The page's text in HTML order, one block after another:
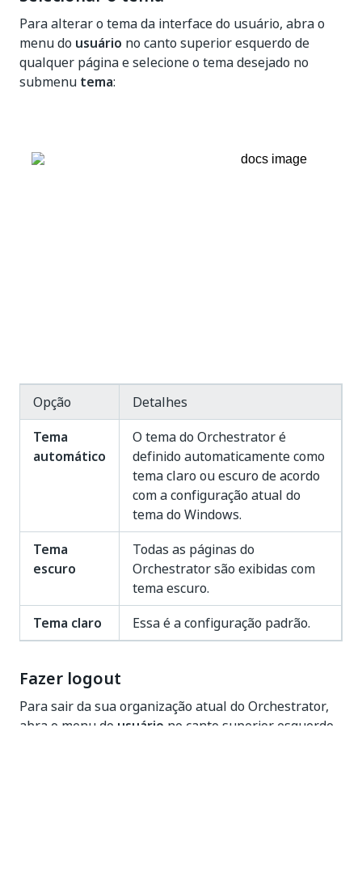
Para alterar o tema da interface do usuário, abra o
menu do usuário no canto superior esquerdo de
qualquer página e selecione o tema desejado no
submenu tema:
Opção
Detalhes
Tema
automático
O tema do Orchestrator é
definido automaticamente como
tema claro ou escuro de acordo
com a configuração atual do
tema do Windows.
Tema
escuro
Todas as páginas do
Orchestrator são exibidas com
tema escuro.
Tema claro
Essa é a configuração padrão.
Fazer logout
Para sair da sua organização atual do Orchestrator,
abra o menu do usuário no canto superior esquerdo